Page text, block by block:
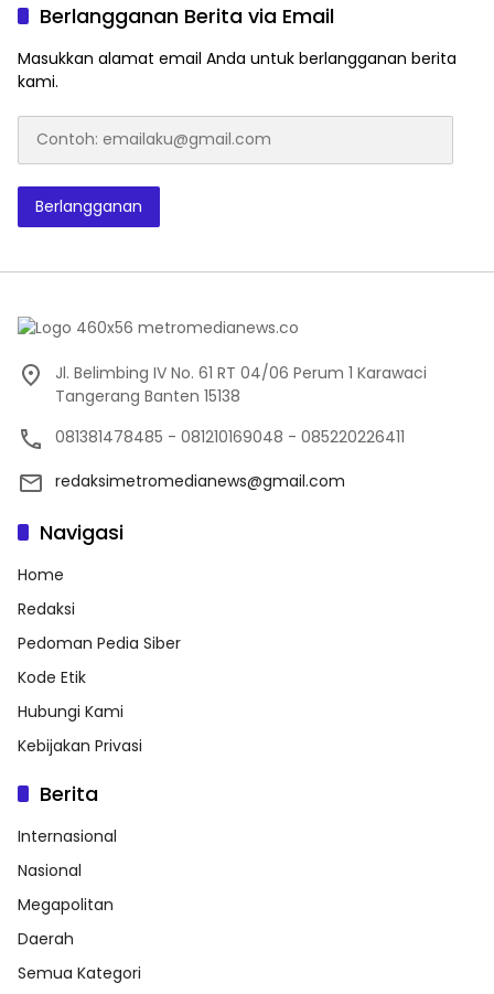
Berlangganan Berita via Email
Masukkan alamat email Anda untuk berlangganan berita
kami.
emailaku@gmail.com
Berlangganan
Jl. Belimbing IV No. 61 RT 04/06 Perum 1 Karawaci
Tangerang Banten 15138
081381478485 - 081210169048 - 085220226411
redaksimetromedianews@gmail.com
Navigasi
Home
Redaksi
Pedoman Pedia Siber
Kode Etik
Hubungi Kami
Kebijakan Privasi
Berita
Internasional
Nasional
Megapolitan
Daerah
Semua Kategori